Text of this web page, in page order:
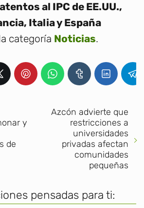
al IPC de EE.UU.,
Italia y España
categoría Noticias.
y
de
Azcón advierte que
restricciones a
universidades
privadas afectan
comunidades
pequeñas
pensadas para ti: